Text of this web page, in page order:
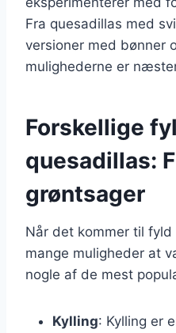
Fra quesadillas med
versioner med bønner
mulighederne er
Forskellige
quesadillas:
grøntsager
Når det kommer til
mange muligheder at
nogle af de mest
Kylling: Kylling er